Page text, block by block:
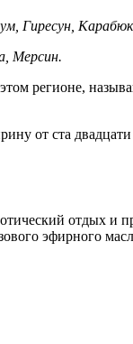
Гиресун,
Мерсин.
регионе,
от ста двадцати
отдых и
эфирного